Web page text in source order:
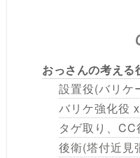
おっさんの考える
設置役(バリケ
バリケ強化役
タゲ取り、CC
後衛(塔付近見